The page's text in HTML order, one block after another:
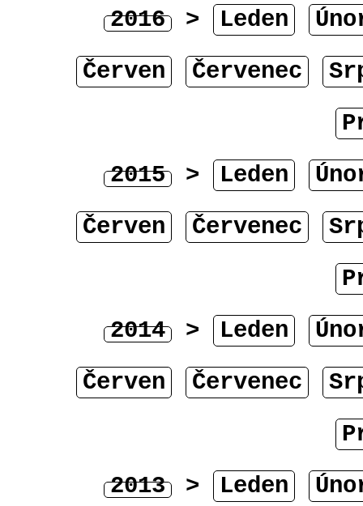
2016 > Leden
Červen
Červenec
2015 > Leden
Červen
Červenec
2014 > Leden
Červen
Červenec
2013 > Leden